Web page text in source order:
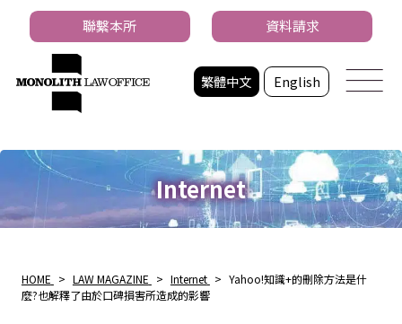
繁體中文 English
聯繫本所 資料請求
Internet
HOME > LAW MAGAZINE > Internet > Yahoo!知識+的刪除方法是什
麼?也解釋了由於口碑損害所造成的影響